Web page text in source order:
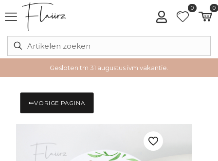
0 0
Gesloten tm 31 augustus ivm vakantie.
VORIGE PAGINA